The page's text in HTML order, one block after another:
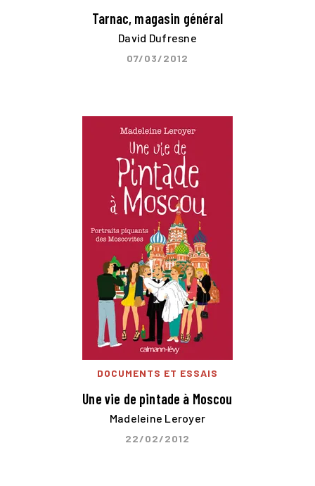
Tarnac, magasin général
David Dufresne
07/03/2012
DOCUMENTS ET ESSAIS
Une vie de pintade à Moscou
Madeleine Leroyer
22/02/2012